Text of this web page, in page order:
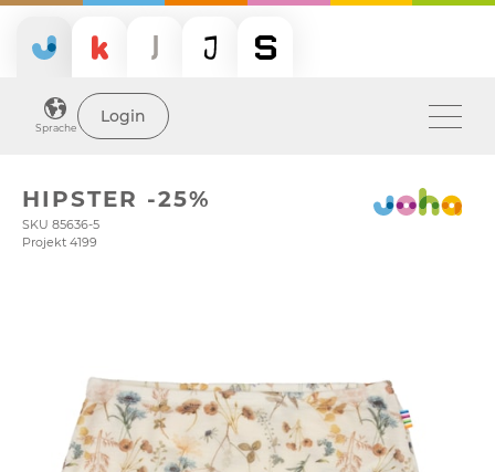
Sprache
Login
HIPSTER -25%
SKU 85636-5
Projekt 4199